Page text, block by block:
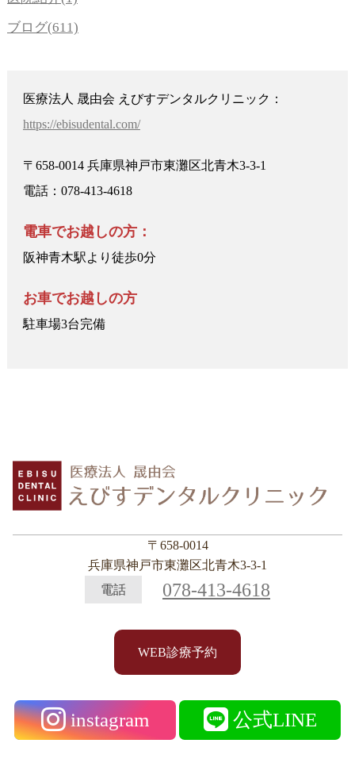
ブログ(611)
医療法人 晟由会 えびすデンタルクリニック：
https://ebisudental.com/
〒658-0014 兵庫県神戸市東灘区北青木3-3-1
電話：078-413-4618
電車でお越しの方：
阪神青木駅より徒歩0分
お車でお越しの方
駐車場3台完備
〒658-0014
兵庫県神戸市東灘区北青木3-3-1
電話
078-413-4618
WEB診療予約
instagram 公式LINE